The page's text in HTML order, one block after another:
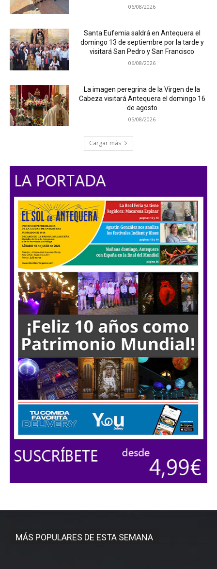
06/08/2026
Santa Eufemia saldrá en Antequera el
domingo 13 de septiembre por la tarde y
visitará San Pedro y San Francisco
06/08/2026
La imagen peregrina de la Virgen de la
Cabeza visitará Antequera el domingo 16
de agosto
05/08/2026
Cargar más
MÁS POPULARES DE ESTA SEMANA